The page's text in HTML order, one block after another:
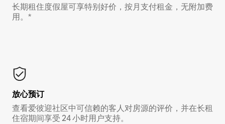
长期租住度假屋可享特别好价，按月支付租金，无附加费
用。*
放心预订
查看爱彼迎社区中可信赖的客人对房源的评价，并在长租
住宿期间享受 24 小时用户支持。